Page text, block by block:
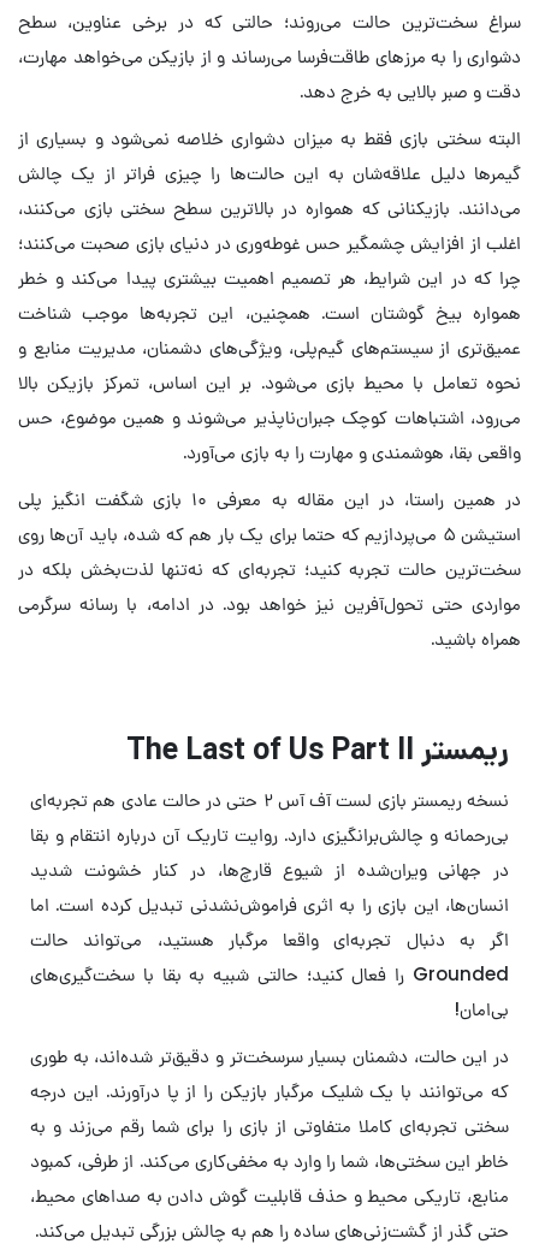
سراغ سخت‌ترین حالت می‌روند؛ حالتی که در برخی عناوین، سطح
دشواری را به مرزهای طاقت‌فرسا می‌رساند و از بازیکن می‌خواهد مهارت،
دقت و صبر بالایی به خرج دهد.
البته سختی بازی فقط به میزان دشواری خلاصه نمی‌شود و بسیاری از
گیمرها دلیل علاقه‌شان به این حالت‌ها را چیزی فراتر از یک چالش
می‌دانند. بازیکنانی که همواره در بالاترین سطح سختی بازی می‌کنند،
اغلب از افزایش چشمگیر حس غوطه‌وری در دنیای بازی صحبت می‌کنند؛
چرا که در این شرایط، هر تصمیم اهمیت بیشتری پیدا می‌کند و خطر
همواره بیخ گوشتان است. همچنین، این تجربه‌ها موجب شناخت
عمیق‌تری از سیستم‌های گیم‌پلی، ویژگی‌های دشمنان، مدیریت منابع و
نحوه تعامل با محیط بازی می‌شود. بر این اساس، تمرکز بازیکن بالا
می‌رود، اشتباهات کوچک جبران‌ناپذیر می‌شوند و همین موضوع، حس
واقعی بقا، هوشمندی و مهارت را به بازی می‌آورد.
در همین راستا، در این مقاله به معرفی ۱۰ بازی شگفت انگیز پلی
استیشن ۵ می‌پردازیم که حتما برای یک بار هم که شده، باید آن‌ها روی
سخت‌ترین حالت تجربه کنید؛ تجربه‌ای که نه‌تنها لذت‌بخش بلکه در
مواردی حتی تحول‌آفرین نیز خواهد بود. در ادامه، با رسانه سرگرمی
همراه باشید.
ریمستر The Last of Us Part II
نسخه ریمستر بازی لست آف آس ۲ حتی در حالت عادی هم تجربه‌ای
بی‌رحمانه و چالش‌برانگیزی دارد. روایت تاریک آن درباره انتقام و بقا
در جهانی ویران‌شده از شیوع قارچ‌ها، در کنار خشونت شدید
انسان‌ها، این بازی را به اثری فراموش‌نشدنی تبدیل کرده است. اما
اگر به دنبال تجربه‌ای واقعا مرگبار هستید، می‌تواند حالت
Grounded را فعال کنید؛ حالتی شبیه به بقا با سخت‌گیری‌های
بی‌امان!
در این حالت، دشمنان بسیار سرسخت‌تر و دقیق‌تر شده‌اند، به طوری
که می‌توانند با یک شلیک مرگبار بازیکن را از پا درآورند. این درجه
سختی تجربه‌ای کاملا متفاوتی از بازی را برای شما رقم می‌زند و به
خاطر این سختی‌ها، شما را وارد به مخفی‌کاری می‌کند. از طرفی، کمبود
منابع، تاریکی محیط و حذف قابلیت گوش دادن به صداهای محیط،
حتی گذر از گشت‌زنی‌های ساده را هم به چالش بزرگی تبدیل می‌کند.